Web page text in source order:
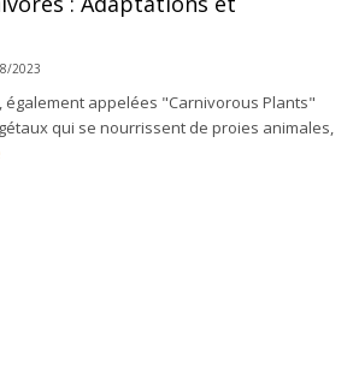
2023
également appelées "Carnivorous Plants"
qui se nourrissent de proies animales,